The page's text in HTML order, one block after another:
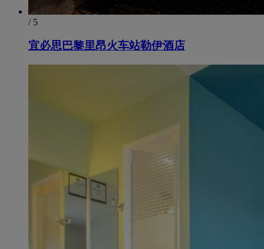
/ 5
宜必思巴黎里昂火车站勒伊酒店